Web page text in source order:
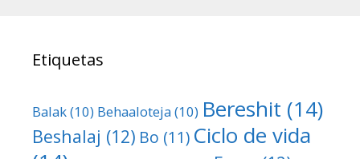
Etiquetas
Balak(10) Behaaloteja(10) Bereshit (14)
Beshalaj (12) Bo (11) Ciclo de vida